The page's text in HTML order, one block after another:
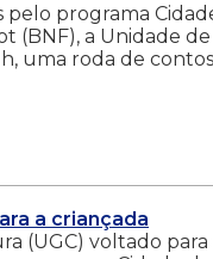
pelo programa
(BNF), a Unidade de
uma roda de contos
a criançada
(UGC) voltado para